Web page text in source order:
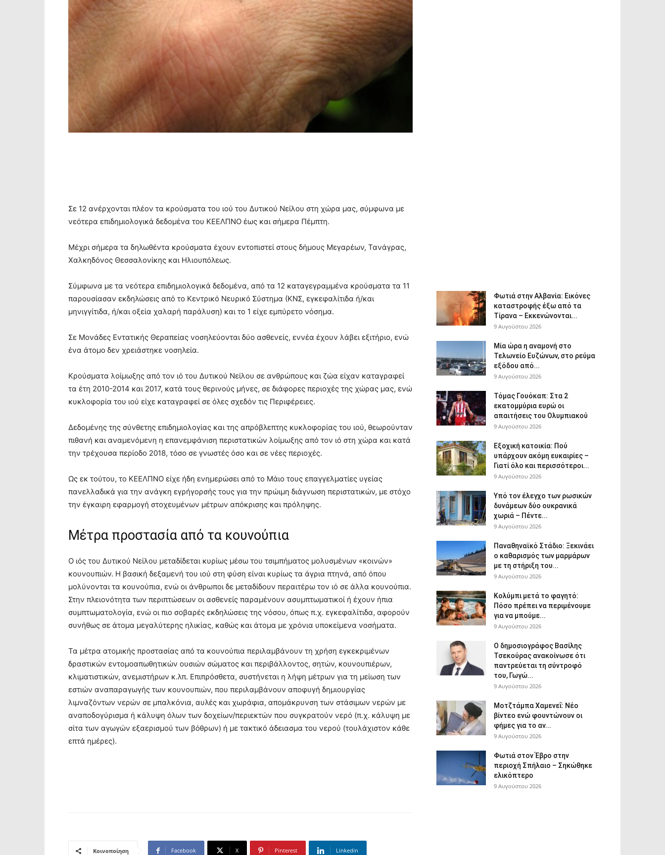
Σε 12 ανέρχονται πλέον τα κρούσματα του ιού του Δυτικού Νείλου στη χώρα μας, σύμφωνα με
νεότερα επιδημιολογικά δεδομένα του ΚΕΕΛΠΝΟ έως και σήμερα Πέμπτη.
Μέχρι σήμερα τα δηλωθέντα κρούσματα έχουν εντοπιστεί στους δήμους Μεγαρέων, Τανάγρας,
Χαλκηδόνος Θεσσαλονίκης και Ηλιουπόλεως.
Σύμφωνα με τα νεότερα επιδημιολογικά δεδομένα, από τα 12 καταγεγραμμένα κρούσματα τα 11
παρουσίασαν εκδηλώσεις από το Κεντρικό Νευρικό Σύστημα (ΚΝΣ, εγκεφαλίτιδα ή/και
μηνιγγίτιδα, ή/και οξεία χαλαρή παράλυση) και το 1 είχε εμπύρετο νόσημα.
Σε Μονάδες Εντατικής Θεραπείας νοσηλεύονται δύο ασθενείς, εννέα έχουν λάβει εξιτήριο, ενώ
ένα άτομο δεν χρειάστηκε νοσηλεία.
Κρούσματα λοίμωξης από τον ιό του Δυτικού Νείλου σε ανθρώπους και ζώα είχαν καταγραφεί
τα έτη 2010-2014 και 2017, κατά τους θερινούς μήνες, σε διάφορες περιοχές της χώρας μας, ενώ
κυκλοφορία του ιού είχε καταγραφεί σε όλες σχεδόν τις Περιφέρειες.
Δεδομένης της σύνθετης επιδημιολογίας και της απρόβλεπτης κυκλοφορίας του ιού, θεωρούνταν
πιθανή και αναμενόμενη η επανεμφάνιση περιστατικών λοίμωξης από τον ιό στη χώρα και κατά
την τρέχουσα περίοδο 2018, τόσο σε γνωστές όσο και σε νέες περιοχές.
Ως εκ τούτου, το ΚΕΕΛΠΝΟ είχε ήδη ενημερώσει από το Μάιο τους επαγγελματίες υγείας
πανελλαδικά για την ανάγκη εγρήγορσής τους για την πρώιμη διάγνωση περιστατικών, με στόχο
την έγκαιρη εφαρμογή στοχευμένων μέτρων απόκρισης και πρόληψης.
Μέτρα προστασία από τα κουνούπια
Ο ιός του Δυτικού Νείλου μεταδίδεται κυρίως μέσω του τσιμπήματος μολυσμένων «κοινών»
κουνουπιών. Η βασική δεξαμενή του ιού στη φύση είναι κυρίως τα άγρια πτηνά, από όπου
μολύνονται τα κουνούπια, ενώ οι άνθρωποι δε μεταδίδουν περαιτέρω τον ιό σε άλλα κουνούπια.
Στην πλειονότητα των περιπτώσεων οι ασθενείς παραμένουν ασυμπτωματικοί ή έχουν ήπια
συμπτωματολογία, ενώ οι πιο σοβαρές εκδηλώσεις της νόσου, όπως π.χ. εγκεφαλίτιδα, αφορούν
συνήθως σε άτομα μεγαλύτερης ηλικίας, καθώς και άτομα με χρόνια υποκείμενα νοσήματα.
Τα μέτρα ατομικής προστασίας από τα κουνούπια περιλαμβάνουν τη χρήση εγκεκριμένων
δραστικών εντομοαπωθητικών ουσιών σώματος και περιβάλλοντος, σητών, κουνουπιέρων,
κλιματιστικών, ανεμιστήρων κ.λπ. Επιπρόσθετα, συστήνεται η λήψη μέτρων για τη μείωση των
εστιών αναπαραγωγής των κουνουπιών, που περιλαμβάνουν αποφυγή δημιουργίας
λιμναζόντων νερών σε μπαλκόνια, αυλές και χωράφια, απομάκρυνση των στάσιμων νερών με
αναποδογύρισμα ή κάλυψη όλων των δοχείων/περιεκτών που συγκρατούν νερό (π.χ. κάλυψη με
σίτα των αγωγών εξαερισμού των βόθρων) ή με τακτικό άδειασμα του νερού (τουλάχιστον κάθε
επτά ημέρες).
Κοινοποίηση Facebook X Pinterest Linkedin
Φωτιά στην Αλβανία: Εικόνες
καταστροφής έξω από τα
Τίρανα – Εκκενώνονται...
9 Αυγούστου 2026
Μία ώρα η αναμονή στο
Τελωνείο Ευζώνων, στο ρεύμα
εξόδου από...
9 Αυγούστου 2026
Τόμας Γουόκαπ: Στα 2
εκατομμύρια ευρώ οι
απαιτήσεις του Ολυμπιακού
9 Αυγούστου 2026
Εξοχική κατοικία: Πού
υπάρχουν ακόμη ευκαιρίες –
Γιατί όλο και περισσότεροι...
9 Αυγούστου 2026
Υπό τον έλεγχο των ρωσικών
δυνάμεων δύο ουκρανικά
χωριά – Πέντε...
9 Αυγούστου 2026
Παναθηναϊκό Στάδιο: Ξεκινάει
ο καθαρισμός των μαρμάρων
με τη στήριξη του...
9 Αυγούστου 2026
Κολύμπι μετά το φαγητό:
Πόσο πρέπει να περιμένουμε
για να μπούμε...
9 Αυγούστου 2026
Ο δημοσιογράφος Βασίλης
Τσεκούρας ανακοίνωσε ότι
παντρεύεται τη σύντροφό
του, Γωγώ...
9 Αυγούστου 2026
Μοτζτάμπα Χαμενεΐ: Νέο
βίντεο ενώ φουντώνουν οι
φήμες για το αν...
9 Αυγούστου 2026
Φωτιά στον Έβρο στην
περιοχή Σπήλαιο – Σηκώθηκε
ελικόπτερο
9 Αυγούστου 2026